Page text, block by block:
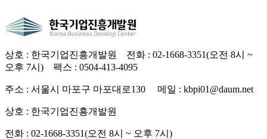
상호 : 한국기업진흥개발원 전화 : 02-1668-3351(오전 8시 ~
오후 7시) 팩스 : 0504-413-4095
주소 : 서울시 마포구 마포대로130 메일 : kbpi01@daum.net
상호 : 한국기업진흥개발원
전화 : 02-1668-3351(오전 8시 ~ 오후 7시)